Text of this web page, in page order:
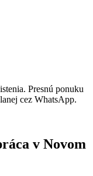
Presnú ponuku
cez WhatsApp.
v Novom